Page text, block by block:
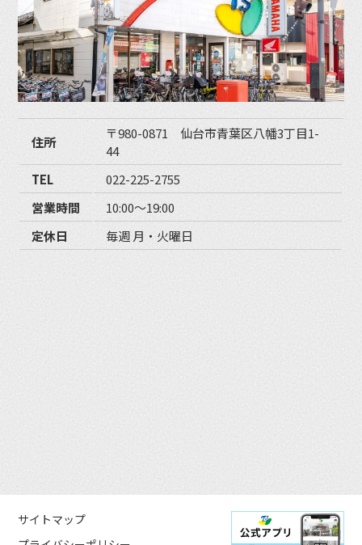
住所
〒980-0871 仙台市青葉区八幡3丁目1-
44
TEL
022-225-2755
営業時間
10:00〜19:00
定休日
毎週 月・火曜日
サイトマップ